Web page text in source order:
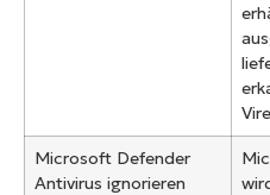
Microsoft Defender
Antivirus ignorieren